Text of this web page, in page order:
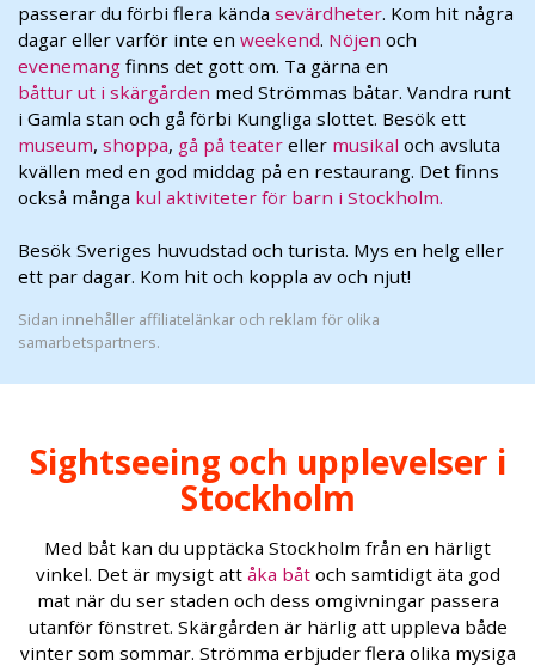
passerar du förbi flera kända sevärdheter. Kom hit några
dagar eller varför inte en weekend. Nöjen och
evenemang finns det gott om. Ta gärna en
båttur ut i skärgården med Strömmas båtar. Vandra runt
i Gamla stan och gå förbi Kungliga slottet. Besök ett
museum, shoppa, gå på teater eller musikal och avsluta
kvällen med en god middag på en restaurang. Det finns
också många kul aktiviteter för barn i Stockholm.
Besök Sveriges huvudstad och turista. Mys en helg eller
ett par dagar. Kom hit och koppla av och njut!
Sidan innehåller affiliatelänkar och reklam för olika
samarbetspartners.
Sightseeing och upplevelser i
Stockholm
Med båt kan du upptäcka Stockholm från en härligt
vinkel. Det är mysigt att åka båtoch samtidigt äta god
mat när du ser staden och dess omgivningar passera
utanför fönstret. Skärgården är härlig att uppleva både
vinter som sommar. Strömma erbjuder flera olika mysiga